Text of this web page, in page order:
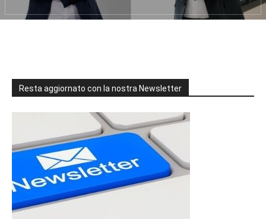
Resta aggiornato con la nostra Newsletter